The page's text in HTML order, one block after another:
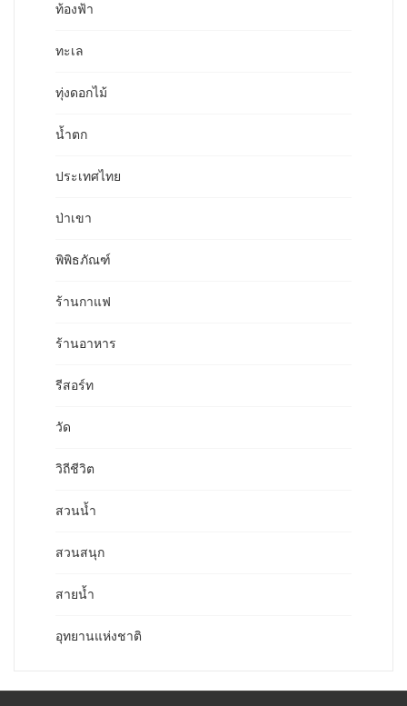
ท้องฟ้า
ทะเล
ทุ่งดอกไม้
น้ำตก
ประเทศไทย
ป่าเขา
พิพิธภัณฑ์
ร้านกาแฟ
ร้านอาหาร
รีสอร์ท
วัด
วิถีชีวิต
สวนน้ำ
สวนสนุก
สายน้ำ
อุทยานแห่งชาติ